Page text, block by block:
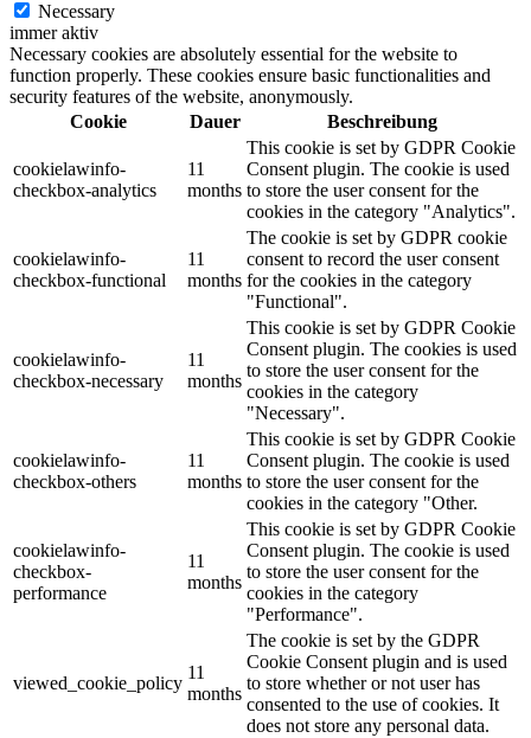
Necessary
immer aktiv
Necessary cookies are absolutely essential for the website to
function properly. These cookies ensure basic functionalities and
security features of the website, anonymously.
Cookie
Dauer Beschreibung
cookielawinfo-
checkbox-analytics
11
months
This cookie is set by GDPR Cookie
Consent plugin. The cookie is used
to store the user consent for the
cookies in the category "Analytics".
cookielawinfo-
checkbox-functional
11
months
The cookie is set by GDPR cookie
consent to record the user consent
for the cookies in the category
"Functional".
cookielawinfo-
checkbox-necessary
11
months
This cookie is set by GDPR Cookie
Consent plugin. The cookies is used
to store the user consent for the
cookies in the category
"Necessary".
cookielawinfo-
checkbox-others
11
months
This cookie is set by GDPR Cookie
Consent plugin. The cookie is used
to store the user consent for the
cookies in the category "Other.
cookielawinfo-
checkbox-
performance
11
months
This cookie is set by GDPR Cookie
Consent plugin. The cookie is used
to store the user consent for the
cookies in the category
"Performance".
viewed_cookie_policy
11
months
The cookie is set by the GDPR
Cookie Consent plugin and is used
to store whether or not user has
consented to the use of cookies. It
does not store any personal data.